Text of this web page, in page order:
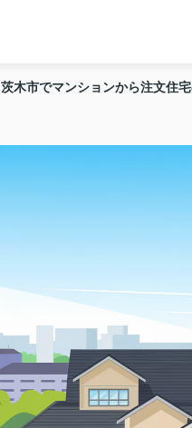
茨木市でマンションから注文住